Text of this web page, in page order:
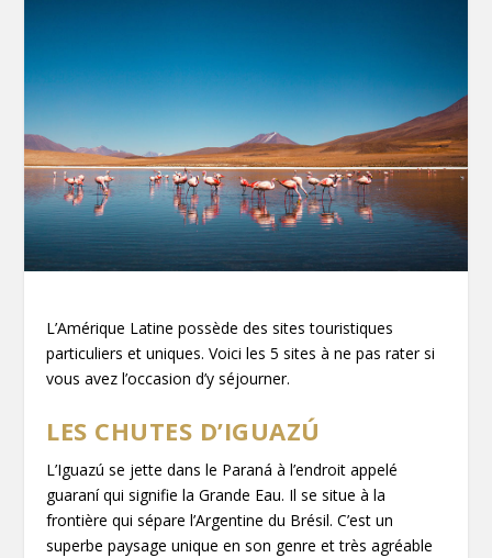
L’Amérique Latine possède des sites touristiques
particuliers et uniques. Voici les 5 sites à ne pas rater si
vous avez l’occasion d’y séjourner.
LES CHUTES D’IGUAZÚ
L’Iguazú se jette dans le Paraná à l’endroit appelé
guaraní qui signifie la Grande Eau. Il se situe à la
frontière qui sépare l’Argentine du Brésil. C’est un
superbe paysage unique en son genre et très agréable